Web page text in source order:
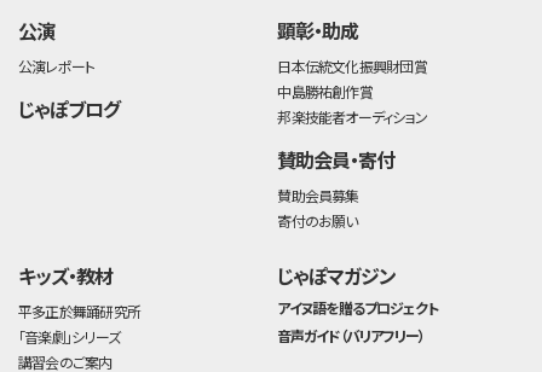
公演
公演レポート
じゃぽブログ
顕彰・助成
日本伝統文化振興財団賞
中島勝祐創作賞
邦楽技能者オーディション
賛助会員・寄付
賛助会員募集
寄付のお願い
キッズ・教材
平多正於舞踊研究所
「音楽劇」シリーズ
講習会のご案内
じゃぽマガジン
アイヌ語を贈るプロジェクト
音声ガイド（バリアフリー）